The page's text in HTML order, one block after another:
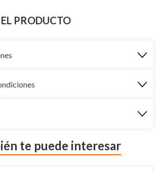
PRODUCTO
te puede interesar